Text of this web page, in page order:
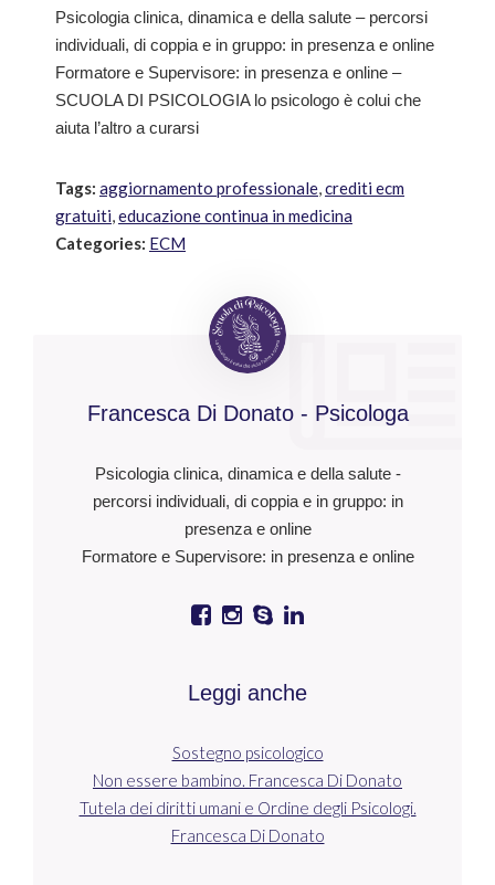
Psicologia clinica, dinamica e della salute – percorsi
individuali, di coppia e in gruppo: in presenza e online
Formatore e Supervisore: in presenza e online –
SCUOLA DI PSICOLOGIA lo psicologo è colui che
aiuta l’altro a curarsi
Tags: aggiornamento professionale,crediti ecm
gratuiti,educazione continua in medicina
Categories: ECM
Francesca Di Donato - Psicologa
Psicologia clinica, dinamica e della salute -
percorsi individuali, di coppia e in gruppo: in
presenza e online
Formatore e Supervisore: in presenza e online
Leggi anche
Sostegno psicologico
Non essere bambino. Francesca Di Donato
Tutela dei diritti umani e Ordine degli Psicologi.
Francesca Di Donato